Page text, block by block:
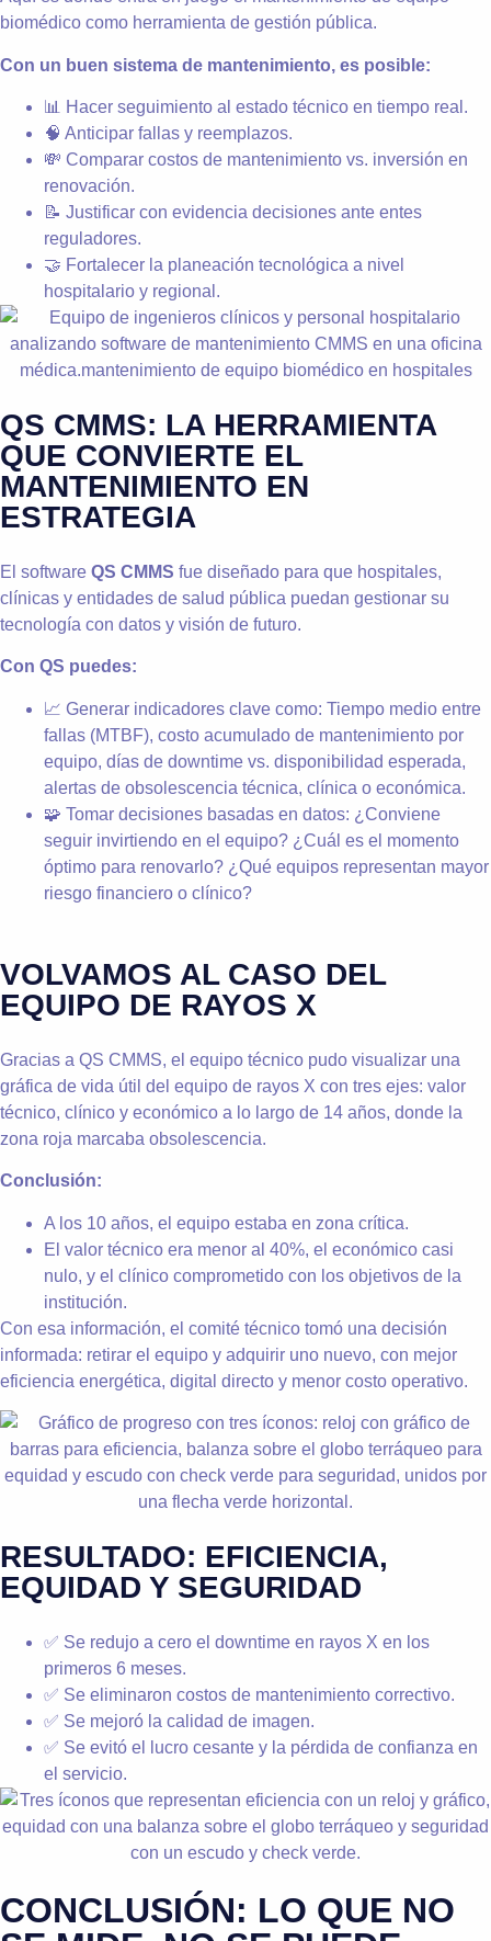
biomédico como herramienta de gestión pública.
Con un buen sistema de mantenimiento, es posible:
📊 Hacer seguimiento al estado técnico en tiempo real.
🧠 Anticipar fallas y reemplazos.
💸 Comparar costos de mantenimiento vs. inversión en
renovación.
📝 Justificar con evidencia decisiones ante entes
reguladores.
🤝 Fortalecer la planeación tecnológica a nivel
hospitalario y regional.
QS CMMS: LA HERRAMIENTA
QUE CONVIERTE EL
MANTENIMIENTO EN
ESTRATEGIA
El software QS CMMS fue diseñado para que hospitales,
clínicas y entidades de salud pública puedan gestionar su
tecnología con datos y visión de futuro.
Con QS puedes:
📈 Generar indicadores clave como: Tiempo medio entre
fallas (MTBF), costo acumulado de mantenimiento por
equipo, días de downtime vs. disponibilidad esperada,
alertas de obsolescencia técnica, clínica o económica.
🧩 Tomar decisiones basadas en datos: ¿Conviene
seguir invirtiendo en el equipo? ¿Cuál es el momento
óptimo para renovarlo? ¿Qué equipos representan mayor
riesgo financiero o clínico?
VOLVAMOS AL CASO DEL
EQUIPO DE RAYOS X
Gracias a QS CMMS, el equipo técnico pudo visualizar una
gráfica de vida útil del equipo de rayos X con tres ejes: valor
técnico, clínico y económico a lo largo de 14 años, donde la
zona roja marcaba obsolescencia.
Conclusión:
A los 10 años, el equipo estaba en zona crítica.
El valor técnico era menor al 40%, el económico casi
nulo, y el clínico comprometido con los objetivos de la
institución.
Con esa información, el comité técnico tomó una decisión
informada: retirar el equipo y adquirir uno nuevo, con mejor
eficiencia energética, digital directo y menor costo operativo.
RESULTADO: EFICIENCIA,
EQUIDAD Y SEGURIDAD
✅ Se redujo a cero el downtime en rayos X en los
primeros 6 meses.
✅ Se eliminaron costos de mantenimiento correctivo.
✅ Se mejoró la calidad de imagen.
✅ Se evitó el lucro cesante y la pérdida de confianza en
el servicio.
CONCLUSIÓN: LO QUE NO